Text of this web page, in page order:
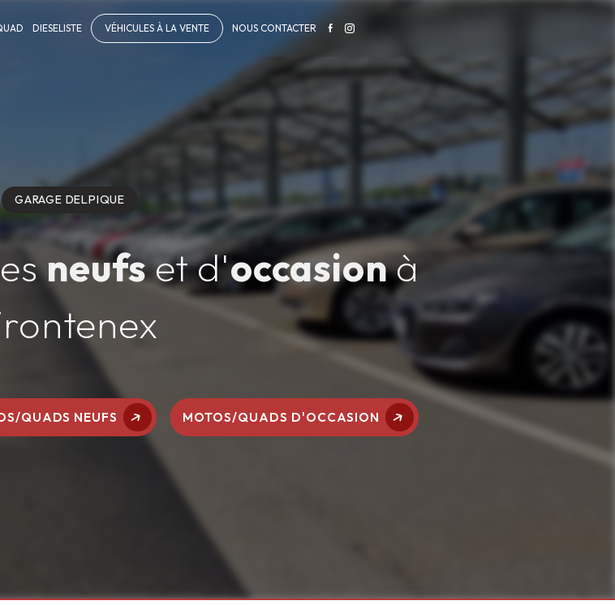
DIESELISTE VÉHICULES À LA VENTE NOUS CONTACTER
GARAGE DELPIQUE
neufset d'occasionà
QUADS NEUFS MOTOS/QUADS D'OCCASION